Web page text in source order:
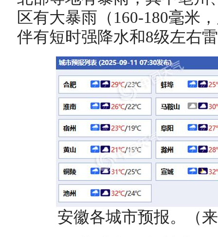
区有大暴雨（160-180毫米
伴有短时强降水和8级左右
安徽各城市预报。（